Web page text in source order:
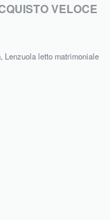
VELOCE
, Lenzuola letto matrimoniale